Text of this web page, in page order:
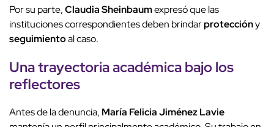
Por su parte,Claudia Sheinbaumexpresó que las
instituciones correspondientes deben brindarproteccióny
seguimientoal caso.
Unatrayectoria académicabajo los
reflectores
Antes de la denuncia, María Felicia Jiménez Lavie